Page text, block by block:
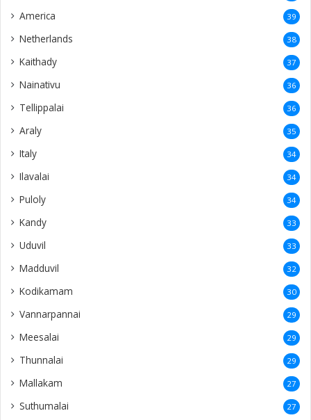
America 39
Netherlands 38
Kaithady 37
Nainativu 36
Tellippalai 36
Araly 35
Italy 34
Ilavalai 34
Puloly 34
Kandy 33
Uduvil 33
Madduvil 32
Kodikamam 30
Vannarpannai 29
Meesalai 29
Thunnalai 29
Mallakam 27
Suthumalai 27